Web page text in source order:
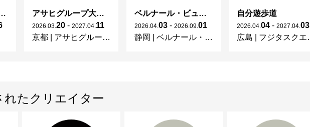
･ヌーヴォーのガラス 水辺のやすらぎ、海の神秘」
アサヒグループ大山崎山荘美術館 開館30周年記念展「没後100年 クロード・モネ」
2026 03 20 - 2027 04 11
京都
アサヒグループ大山崎山荘美術館
ベルナール・ビュフェと写真 ーカメラがとらえたビュフェとその時代、そして21 世紀へ
2026 04 03 - 2026 09 01
静岡
ベルナール・ビュフェ美術館
自分遊歩道
2026 04 04 - 2027 04 03
広島
フジタスクエアまるくる大野
たクリエイター